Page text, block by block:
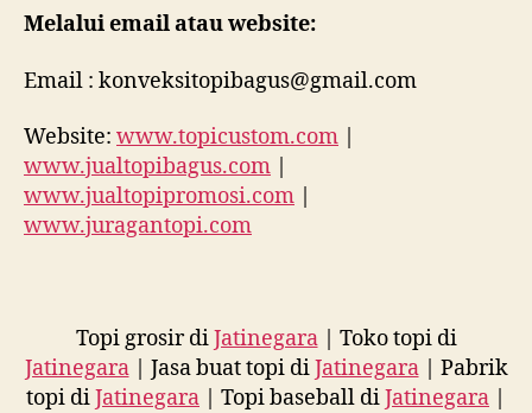
Melalui email atau website:
Email : konveksitopibagus@gmail.com
Website: www.topicustom.com
www.jualtopibagus.com
www.jualtopipromosi.com
www.juragantopi.com
Topi grosir diJatinegara| Toko topi di
Jatinegara| Jasa buat topi diJatinegara| Pabrik
topi diJatinegara | Topi baseball diJatinegara